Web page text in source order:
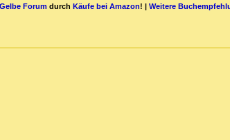
Forum durch Käufe bei Amazon! | Weitere